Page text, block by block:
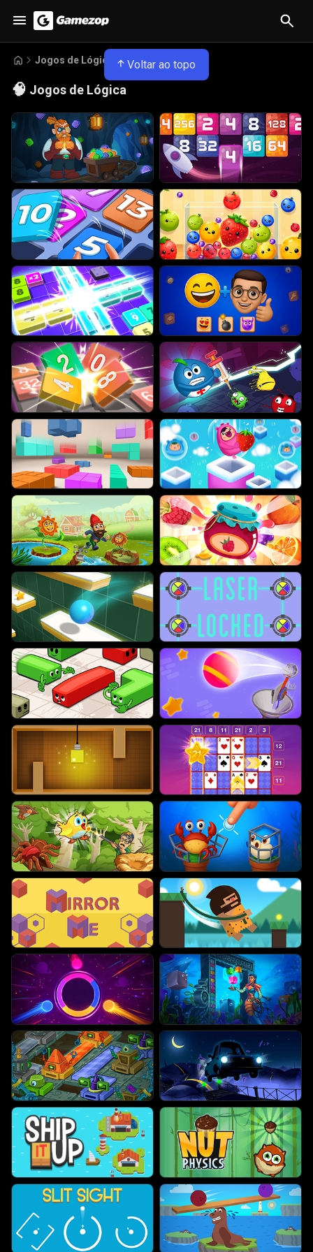
Voltar ao topo
Jogos de Lógica
🧠 Jogos de Lógica